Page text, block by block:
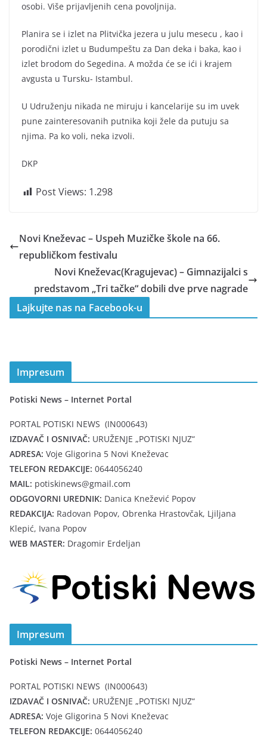
osobi. Više prijavljenih cena povoljnija.
Planira se i izlet na Plitvička jezera u julu mesecu , kao i
porodični izlet u Budumpeštu za Dan deka i baka, kao i
izlet brodom do Segedina. A možda će se ići i krajem
avgusta u Tursku- Istambul.
U Udruženju nikada ne miruju i kancelarije su im uvek
pune zainteresovanih putnika koji žele da putuju sa
njima. Pa ko voli, neka izvoli.
DKP
Post Views: 1.298
Novi Kneževac – Uspeh Muzičke škole na 66.
republičkom festivalu
Novi Kneževac(Kragujevac) – Gimnazijalci s
predstavom „Tri tačke“ dobili dve prve nagrade
Lajkujte nas na Facebook-u
Impresum
Potiski News – Internet Portal
PORTAL POTISKI NEWS (IN000643)
IZDAVAČ I OSNIVAČ: URUŽENJE „POTISKI NJUZ“
ADRESA: Voje Gligorina 5 Novi Kneževac
TELEFON REDAKCIJE: 0644056240
MAIL: potiskinews@gmail.com
ODGOVORNI UREDNIK: Danica Knežević Popov
REDAKCIJA: Radovan Popov, Obrenka Hrastovčak, Ljiljana
Klepić, Ivana Popov
WEB MASTER: Dragomir Erdeljan
Impresum
Potiski News – Internet Portal
PORTAL POTISKI NEWS (IN000643)
IZDAVAČ I OSNIVAČ: URUŽENJE „POTISKI NJUZ“
ADRESA: Voje Gligorina 5 Novi Kneževac
TELEFON REDAKCIJE: 0644056240